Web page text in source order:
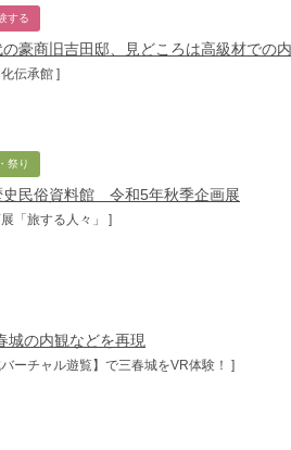
する
の豪商旧吉田邸、見どころは高級材での
伝承館 ]
祭り
史民俗資料館 令和5年秋季企画展
「旅する人々」 ]
城の内観などを再現
ーチャル遊覧】で三春城をVR体験！ ]